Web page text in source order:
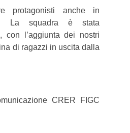
protagonisti anche in
La squadra è stata
con l’aggiunta dei nostri
di ragazzi in uscita dalla
CRER FIGC